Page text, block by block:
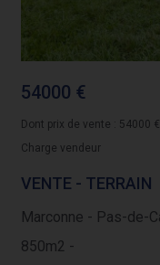
54000 €
Dont prix de vente : 54000 €
Charge vendeur
VENTE - TERRAIN
Marconne - Pas-de-
850m2 -